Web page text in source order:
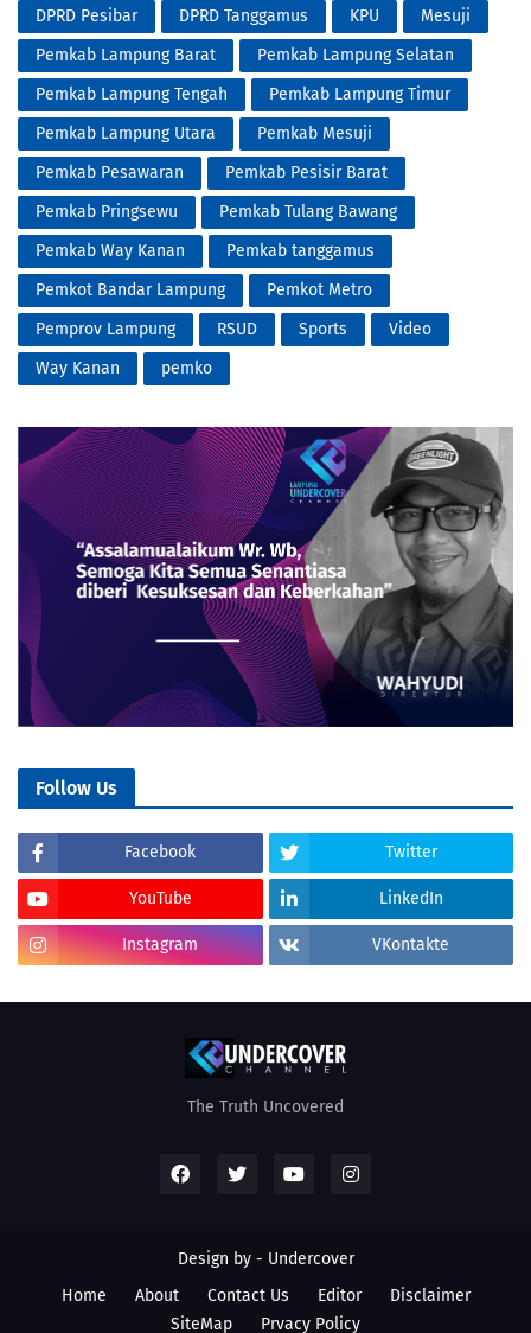
DPRD Pesibar
DPRD Tanggamus KPU
Mesuji
Pemkab Lampung Barat
Pemkab Lampung Selatan
Pemkab Lampung Tengah
Pemkab Lampung Timur
Pemkab Lampung Utara
Pemkab Mesuji
Pemkab Pesawaran
Pemkab Pesisir Barat
Pemkab Pringsewu
Pemkab Tulang Bawang
Pemkab Way Kanan
Pemkab tanggamus
Pemkot Bandar Lampung
Pemkot Metro
Pemprov Lampung
RSUD Sports
Video
Way Kanan
pemko
Follow Us
Facebook Twitter
YouTube LinkedIn
Instagram VKontakte
The Truth Uncovered
Design by - Undercover
Home
About Contact Us Editor
Disclaimer
SiteMap
Prvacy Policy